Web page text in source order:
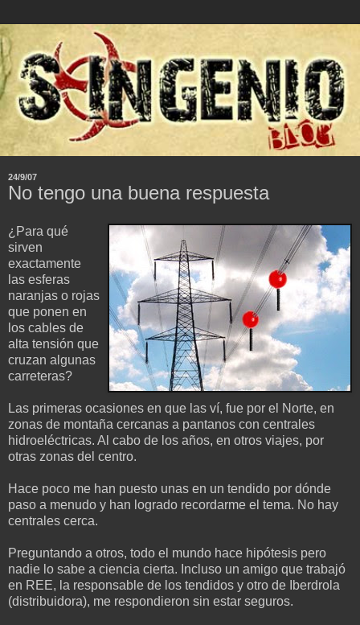
24/9/07
No tengo una buena respuesta
¿Para qué
sirven
exactamente
las esferas
naranjas o rojas
que ponen en
los cables de
alta tensión que
cruzan algunas
carreteras?
Las primeras ocasiones en que las ví, fue por el Norte, en
zonas de montaña cercanas a pantanos con centrales
hidroeléctricas. Al cabo de los años, en otros viajes, por
otras zonas del centro.
Hace poco me han puesto unas en un tendido por dónde
paso a menudo y han logrado recordarme el tema. No hay
centrales cerca.
Preguntando a otros, todo el mundo hace hipótesis pero
nadie lo sabe a ciencia cierta. Incluso un amigo que trabajó
en REE, la responsable de los tendidos y otro de Iberdrola
(distribuidora), me respondieron sin estar seguros.